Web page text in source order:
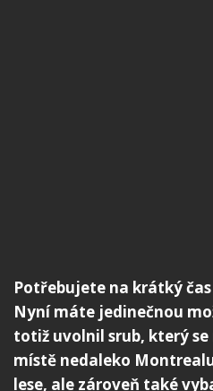
Potřebujete na krátký
Nyní máte jedinečnou
totiž uvolnil srub, který
místě nedaleko
lese, ale zároveň také